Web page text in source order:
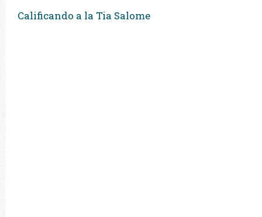
Calificando a la Tia Salome